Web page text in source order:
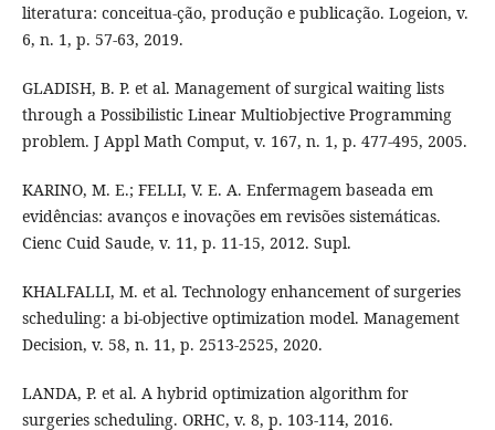
literatura: conceitua-ção, produção e publicação. Logeion, v.
6, n. 1, p. 57-63, 2019.
GLADISH, B. P. et al. Management of surgical waiting lists
through a Possibilistic Linear Multiobjective Programming
problem. J Appl Math Comput, v. 167, n. 1, p. 477-495, 2005.
KARINO, M. E.; FELLI, V. E. A. Enfermagem baseada em
evidências: avanços e inovações em revisões sistemáticas.
Cienc Cuid Saude, v. 11, p. 11-15, 2012. Supl.
KHALFALLI, M. et al. Technology enhancement of surgeries
scheduling: a bi-objective optimization model. Management
Decision, v. 58, n. 11, p. 2513-2525, 2020.
LANDA, P. et al. A hybrid optimization algorithm for
surgeries scheduling. ORHC, v. 8, p. 103-114, 2016.